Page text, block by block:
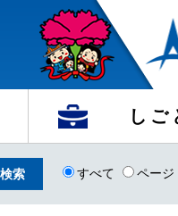
しご
すべて ページ